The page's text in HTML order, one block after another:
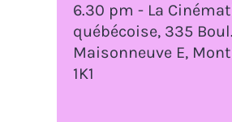
6.30 pm - La
québécoise, 335
Maisonneuve E,
1K1